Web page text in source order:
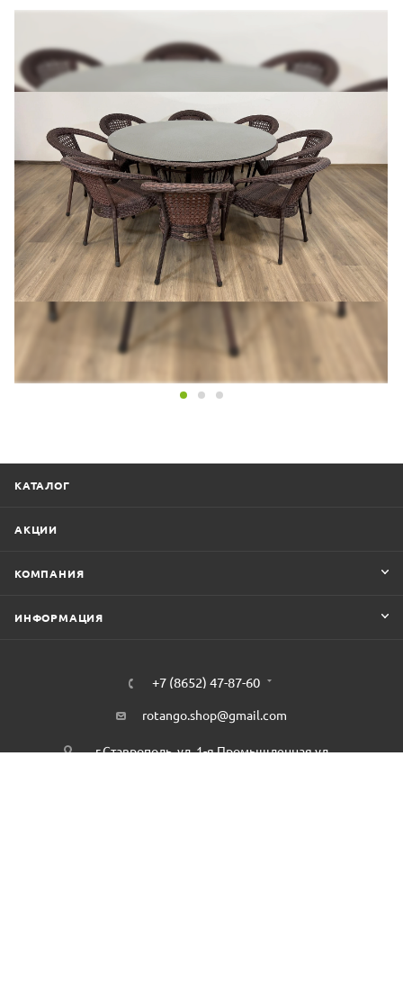
Столешница - каленое стекло 6 мм.
Гарантия 2 года.
уточняйте у менеджеров.
КАТАЛОГ
АКЦИИ
КОМПАНИЯ
ИНФОРМАЦИЯ
+7 (8652) 47-87-60
rotango.shop@gmail.com
г.Ставрополь, ул. 1-я Промышленная ул.,